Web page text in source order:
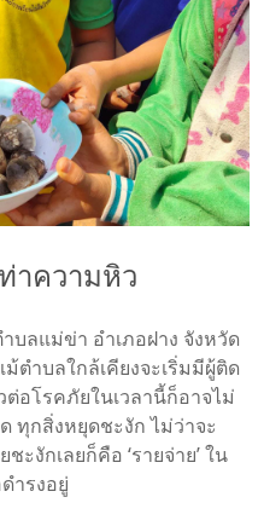
าความหิว
บลแม่ข่า อำเภอฝาง จังหวัด
ตำบลใกล้เคียงจะเริ่มมีผู้ติด
อโรคภัยในเวลานี้ก็อาจไม่
ทุกสิ่งหยุดชะงัก ไม่ว่าจะ
ะงักเลยก็คือ ‘รายจ่าย’ ใน
ำรงอยู่